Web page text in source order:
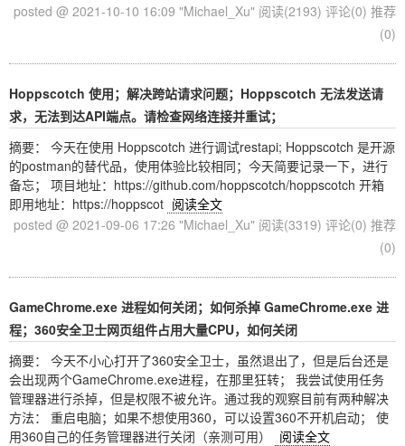
posted @ 2021-10-10 16:09 "Michael_Xu" 阅读(2193) 评论(0) 推荐
(0)
Hoppscotch 使用；解决跨站请求问题；Hoppscotch 无法发送请
求，无法到达API端点。请检查网络连接并重试；
摘要： 今天在使用 Hoppscotch 进行调试restapi; Hoppscotch 是开源
的postman的替代品，使用体验比较相同；今天简要记录一下，进行
备忘； 项目地址：https://github.com/hoppscotch/hoppscotch 开箱
即用地址：https://hoppscot 阅读全文
posted @ 2021-09-06 17:26 "Michael_Xu" 阅读(3319) 评论(0) 推荐
(0)
GameChrome.exe 进程如何关闭；如何杀掉 GameChrome.exe 进
程；360安全卫士网页组件占用大量CPU，如何关闭
摘要： 今天不小心打开了360安全卫士，虽然退出了，但是后台还是
会出现两个GameChrome.exe进程，在那里狂转； 我尝试使用任务
管理器进行杀掉，但是权限不被允许。通过我的观察目前有两种解决
方法： 重启电脑；如果不想使用360，可以设置360不开机启动； 使
用360自己的任务管理器进行关闭（亲测可用）
阅读全文